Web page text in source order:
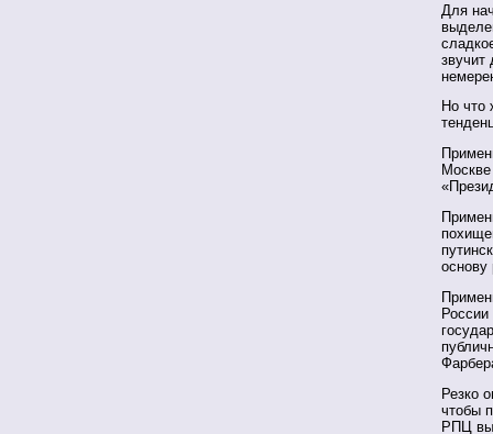
Для
звучит
Но что
основу
Резко
чтобы
РПЦ